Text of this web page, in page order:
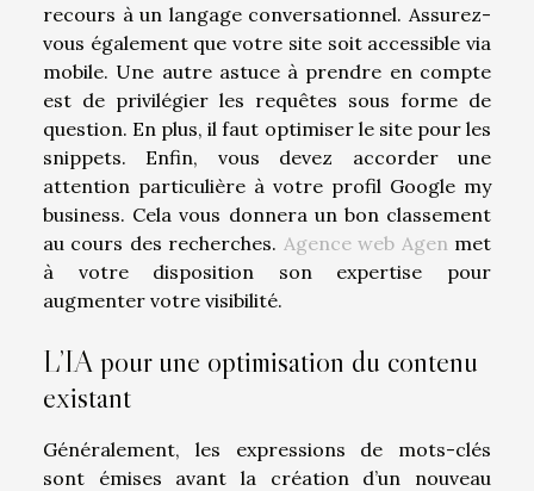
recours à un langage conversationnel. Assurez-
vous également que votre site soit accessible via
mobile. Une autre astuce à prendre en compte
est de privilégier les requêtes sous forme de
question. En plus, il faut optimiser le site pour les
snippets. Enfin, vous devez accorder une
attention particulière à votre profil Google my
business. Cela vous donnera un bon classement
au cours des recherches. Agence web Agen met
à votre disposition son expertise pour
augmenter votre visibilité.
L’IA pour une optimisation du contenu
existant
Généralement, les expressions de mots-clés
sont émises avant la création d’un nouveau